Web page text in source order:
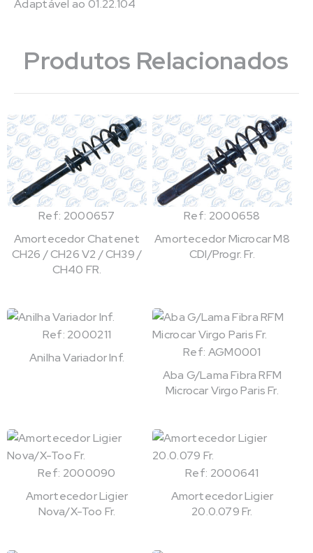
Adaptável ao 01.22.104
Produtos Relacionados
Ref: 2000657
Amortecedor Chatenet
CH26 / CH26 V2 / CH39 /
CH40 FR.
Ref: 2000658
Amortecedor Microcar M8
CDI/Progr. Fr.
Ref: 2000211
Anilha Variador Inf.
Ref: AGM0001
Aba G/Lama Fibra RFM
Microcar Virgo Paris Fr.
Ref: 2000090
Amortecedor Ligier
Nova/X-Too Fr.
Ref: 2000641
Amortecedor Ligier
20.0.079 Fr.